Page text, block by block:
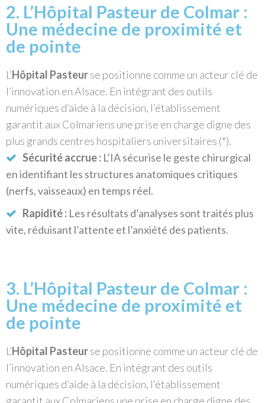
2. L’Hôpital Pasteur de Colmar :
Une médecine de proximité et
de pointe
L’Hôpital Pasteurse positionne comme un acteur clé de
l’innovation en Alsace. En intégrant des outils
numériques d’aide à la décision, l’établissement
garantit aux Colmariens une prise en charge digne des
plus grands centres hospitaliers universitaires (*).
Sécurité accrue : L’IA sécurise le geste chirurgical
en identifiant les structures anatomiques critiques
(nerfs, vaisseaux) en temps réel.
Rapidité : Les résultats d’analyses sont traités plus
vite, réduisant l’attente et l’anxiété des patients.
3. L’Hôpital Pasteur de Colmar :
Une médecine de proximité et
de pointe
L’Hôpital Pasteurse positionne comme un acteur clé de
l’innovation en Alsace. En intégrant des outils
numériques d’aide à la décision, l’établissement
garantit aux Colmariens une prise en charge digne des